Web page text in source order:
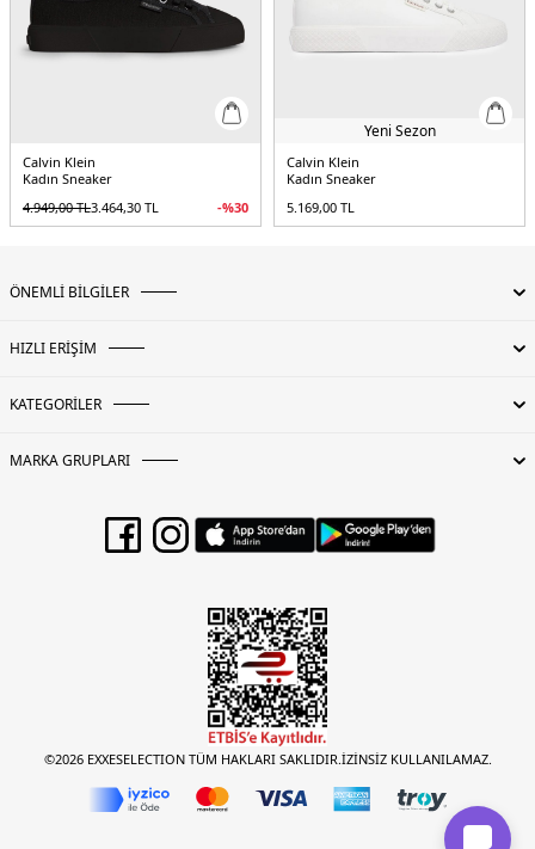
Calvin Klein
Kadın Sneaker
4.949,00TL3.464,30 TL -%30
Yeni Sezon
Calvin Klein
Kadın Sneaker
5.169,00 TL
ÖNEMLİ BİLGİLER
HIZLI ERİŞİM
KATEGORİLER
MARKA GRUPLARI
©2026 EXXESELECTION TÜM HAKLARI SAKLIDIR.İZİNSİZ KULLANILAMAZ.